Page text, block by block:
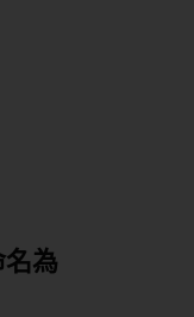
為